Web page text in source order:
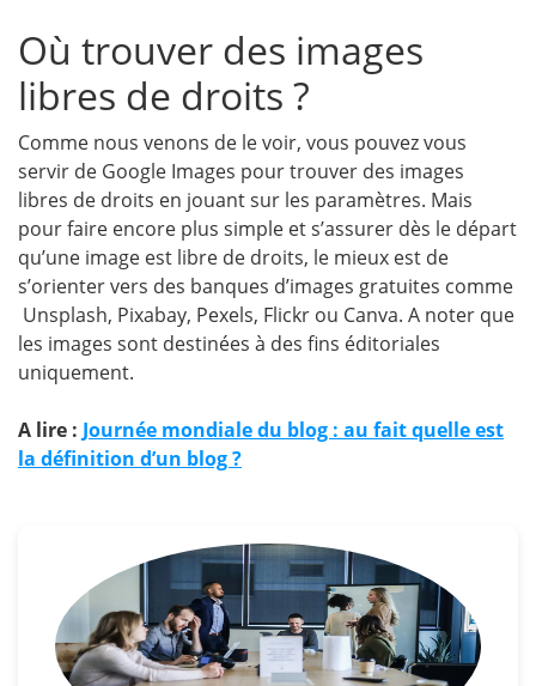
Où trouver des images
libres de droits ?
Comme nous venons de le voir, vous pouvez vous
servir de Google Images pour trouver des images
libres de droits en jouant sur les paramètres. Mais
pour faire encore plus simple et s’assurer dès le départ
qu’une image est libre de droits, le mieux est de
s’orienter vers des banques d’images gratuites comme
Unsplash, Pixabay, Pexels, Flickr ou Canva. A noter que
les images sont destinées à des fins éditoriales
uniquement.
A lire : Journée mondiale du blog : au fait quelle est
la définition d’un blog ?